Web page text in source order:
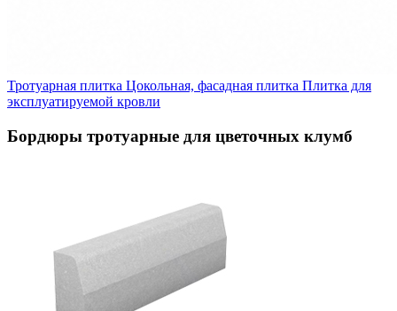
Тротуарная плитка Цокольная, фасадная плитка Плитка для
эксплуатируемой кровли
Бордюры тротуарные для цветочных клумб